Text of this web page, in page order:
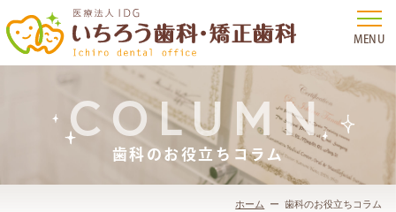
COLUMN
歯科のお役立ちコラム
ホーム 歯科のお役立ちコラム